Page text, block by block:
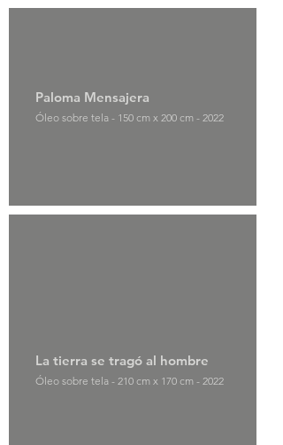
Paloma Mensajera
Óleo sobre tela - 150 cm x 200 cm - 2022
La tierra se tragó al hombre
Óleo sobre tela - 210 cm x 170 cm - 2022